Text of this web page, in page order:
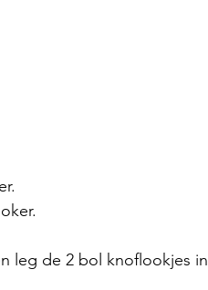
leg de 2 bol knoflookjes in